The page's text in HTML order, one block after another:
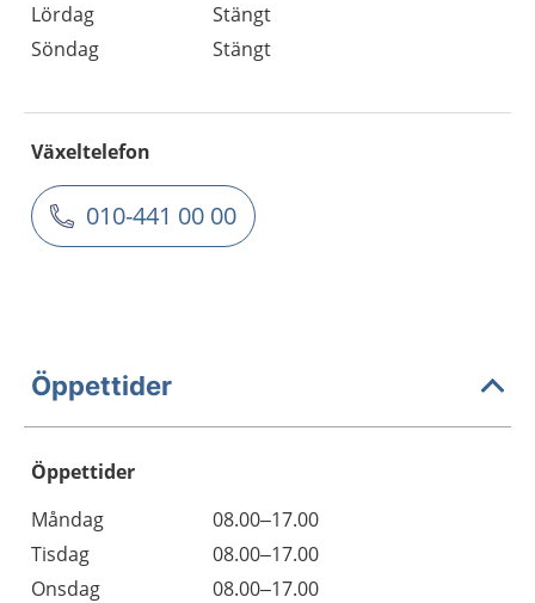
Lördag
Stängt
Söndag
Stängt
Växeltelefon
010-441 00 00
Öppettider
Öppettider
Dag
Öppettider
Kommentarer
Måndag
08.00–17.00
Tisdag
08.00–17.00
Onsdag
08.00–17.00